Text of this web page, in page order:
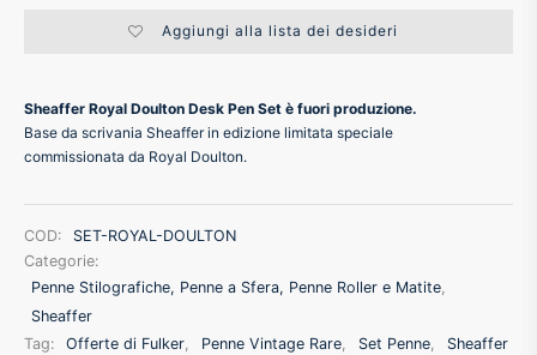
Aggiungi alla lista dei desideri
Sheaffer Royal Doulton Desk Pen Set è fuori produzione.
Base da scrivania Sheaffer in edizione limitata speciale
commissionata da Royal Doulton.
COD:
SET-ROYAL-DOULTON
Categorie:
Penne Stilografiche, Penne a Sfera, Penne Roller e Matite,
Sheaffer
Tag:
Offerte di Fulker, Penne Vintage Rare, Set Penne, Sheaffer